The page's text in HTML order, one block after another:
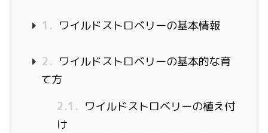
1. ワイルドストロベリーの基本情報
2. ワイルドストロベリーの基本的な育
て方
2.1. ワイルドストロベリーの植え付
け